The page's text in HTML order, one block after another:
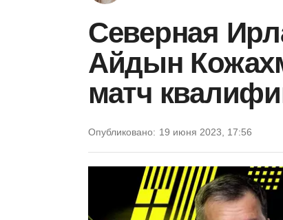
Северная
Айдын
матч
Опубликовано: 19 июня 2023, 17:56